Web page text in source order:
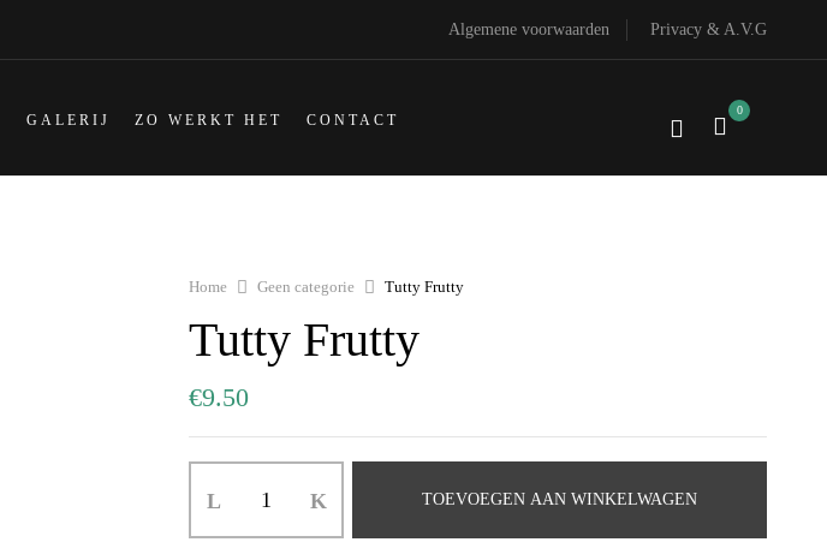
Algemene voorwaarden Privacy & A.V.G
GALERIJ ZO WERKT HET CONTACT
0
Home Geen categorie Tutty Frutty
Tutty Frutty
€9.50
TOEVOEGEN AAN WINKELWAGEN